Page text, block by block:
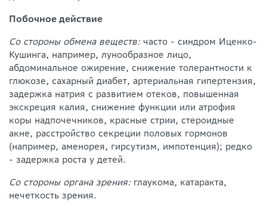
Побочное действие
Со стороны обмена веществ:часто - синдром Иценко-
Кушинга, например, лунообразное лицо,
абдоминальное ожирение, снижение толерантности к
глюкозе, сахарный диабет, артериальная гипертензия,
задержка натрия с развитием отеков, повышенная
экскреция калия, снижение функции или атрофия
коры надпочечников, красные стрии, стероидные
акне, расстройство секреции половых гормонов
(например, аменорея, гирсутизм, импотенция); редко
- задержка роста у детей.
Со стороны органа зрения:глаукома, катаракта,
нечеткость зрения.